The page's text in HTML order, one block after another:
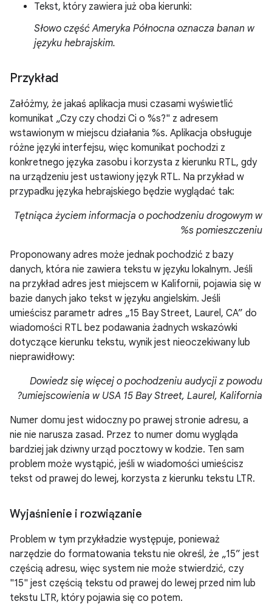
Tekst, który zawiera już oba kierunki:
Słowo część Ameryka Północna oznacza banan w
języku hebrajskim.
Przykład
Załóżmy, że jakaś aplikacja musi czasami wyświetlić
komunikat „Czy czy chodzi Ci o %s?" z adresem
wstawionym w miejscu działania %s. Aplikacja obsługuje
różne języki interfejsu, więc komunikat pochodzi z
konkretnego języka zasobu i korzysta z kierunku RTL, gdy
na urządzeniu jest ustawiony język RTL. Na przykład w
przypadku języka hebrajskiego będzie wyglądać tak:
Tętniąca życiem informacja o pochodzeniu drogowym w
pomieszczeniu
%s
Proponowany adres może jednak pochodzić z bazy
danych, która nie zawiera tekstu w języku lokalnym. Jeśli
na przykład adres jest miejscem w Kalifornii, pojawia się w
bazie danych jako tekst w języku angielskim. Jeśli
umieścisz parametr adres „15 Bay Street, Laurel, CA” do
wiadomości RTL bez podawania żadnych wskazówki
dotyczące kierunku tekstu, wynik jest nieoczekiwany lub
nieprawidłowy:
Dowiedz się więcej o pochodzeniu audycji z powodu
umiejscowienia w USA 15 Bay Street, Laurel, Kalifornia?
Numer domu jest widoczny po prawej stronie adresu, a
nie nie narusza zasad. Przez to numer domu wygląda
bardziej jak dziwny urząd pocztowy w kodzie. Ten sam
problem może wystąpić, jeśli w wiadomości umieścisz
tekst od prawej do lewej, korzysta z kierunku tekstu LTR.
Wyjaśnienie i rozwiązanie
Problem w tym przykładzie występuje, ponieważ
narzędzie do formatowania tekstu nie określ, że „15” jest
częścią adresu, więc system nie może stwierdzić, czy
"15" jest częścią tekstu od prawej do lewej przed nim lub
tekstu LTR, który pojawia się co potem.